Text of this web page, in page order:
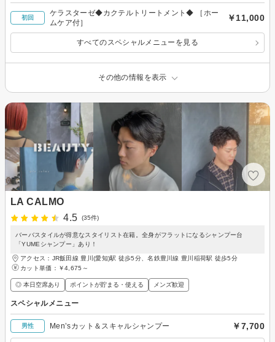
初回
ケラスターゼ◆カクテルトリートメント◆ ［ホー
ムケア付］
￥11,000
すべてのスペシャルメニューを見る
その他の情報を表示
LA CALMO
4.5
(35件)
バーバスタイルが得意なスタイリスト在籍。全身がフラットになるシャンプー台
「YUMEシャンプー」あり！
アクセス：JR飯田線 豊川(愛知)駅 徒歩5分、名鉄豊川線 豊川稲荷駅 徒歩5分
カット単価： ￥4,675～
◎ 本日空席あり ポイントが貯まる・使える メンズ歓迎
スペシャルメニュー
男性 Men’sカット＆スキャルシャンプー ￥7,700